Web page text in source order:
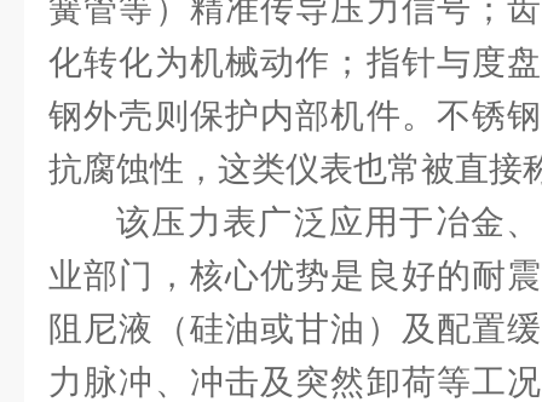
簧管等）精准传导压力信号；
化转化为机械动作；指针与度
钢外壳则保护内部机件。不锈
抗腐蚀性，这类仪表也常被直接
该压力表广泛应用于冶金
业部门，核心优势是良好的耐
阻尼液（硅油或甘油）及配置
力脉冲、冲击及突然卸荷等工